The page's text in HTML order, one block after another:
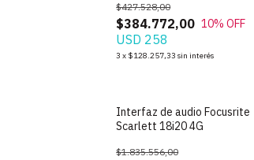
$384.772,00
$427.528,00
10% OFF
USD 258
3 x $128.257,33 sin interés
Interfaz de audio Focusrite
Scarlett 18i20 4G
$1.835.556,00